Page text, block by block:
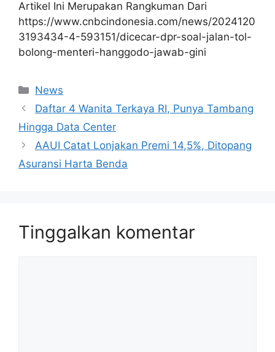
Artikel Ini Merupakan Rangkuman Dari
https://www.cnbcindonesia.com/news/2024120
3193434-4-593151/dicecar-dpr-soal-jalan-tol-
bolong-menteri-hanggodo-jawab-gini
Kategori
News
Daftar 4 Wanita Terkaya RI, Punya Tambang
Hingga Data Center
AAUI Catat Lonjakan Premi 14,5%, Ditopang
Asuransi Harta Benda
Tinggalkan komentar